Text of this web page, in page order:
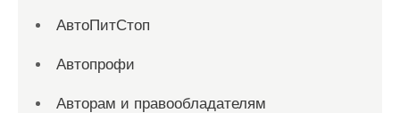
АвтоПитСтоп
Автопрофи
Авторам и правообладателям